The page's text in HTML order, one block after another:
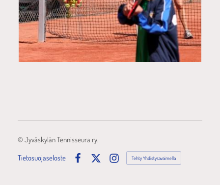
© Jyväskylän Tennisseura ry.
Tietosuojaseloste
Facebook
Instagram
Tehty Yhdistysavaimella